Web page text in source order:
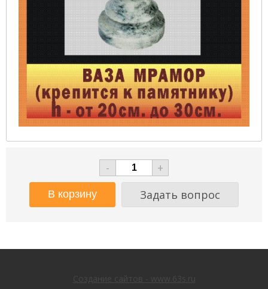
-
+
Задать вопрос
Создание сайтов - www.63s.ru